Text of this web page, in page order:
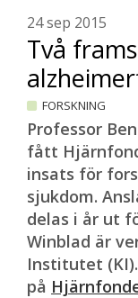
24 sep 2015
Två
FORSKNING
Professor
fått
insats för
sjukdom.
delas i år ut
Winblad är
Institutet
på